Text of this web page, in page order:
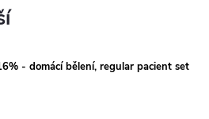
- domácí bělení, regular pacient set